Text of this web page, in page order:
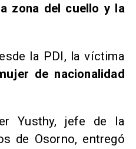
zona del cuello y la
la PDI, la víctima
de nacionalidad
Yusthy, jefe de la
de Osorno, entregó